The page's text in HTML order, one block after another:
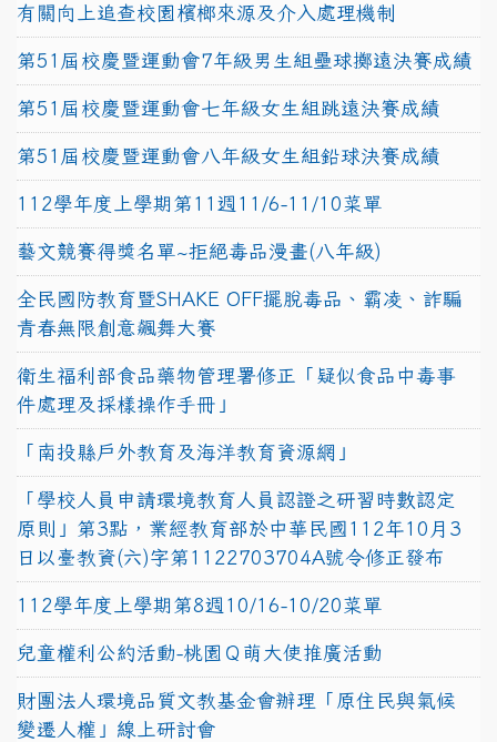
有關向上追查校園檳榔來源及介入處理機制
第51屆校慶暨運動會7年級男生組壘球擲遠決賽成績
第51屆校慶暨運動會七年級女生組跳遠決賽成績
第51屆校慶暨運動會八年級女生組鉛球決賽成績
112學年度上學期第11週11/6-11/10菜單
藝文競賽得獎名單~拒絕毒品漫畫(八年級)
全民國防教育暨SHAKE OFF擺脫毒品、霸凌、詐騙
青春無限創意飆舞大賽
衛生福利部食品藥物管理署修正「疑似食品中毒事
件處理及採樣操作手冊」
「南投縣戶外教育及海洋教育資源網」
「學校人員申請環境教育人員認證之研習時數認定
原則」第3點，業經教育部於中華民國112年10月3
日以臺教資(六)字第1122703704A號令修正發布
112學年度上學期第8週10/16-10/20菜單
兒童權利公約活動-桃園Ｑ萌大使推廣活動
財團法人環境品質文教基金會辦理「原住民與氣候
變遷人權」線上研討會